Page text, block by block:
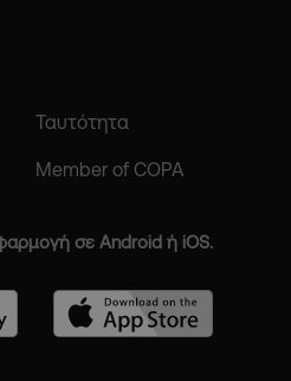
Ταυτότητα
Member of COPA
σε Android ή iOS.